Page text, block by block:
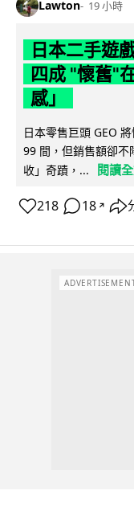
Lawton 19 小時
日本二手遊
四成 "懷舊"
感」
日本零售巨頭 GEO
99 間，但銷售額卻不
收」奇蹟，...
閱讀
218 18 ↗